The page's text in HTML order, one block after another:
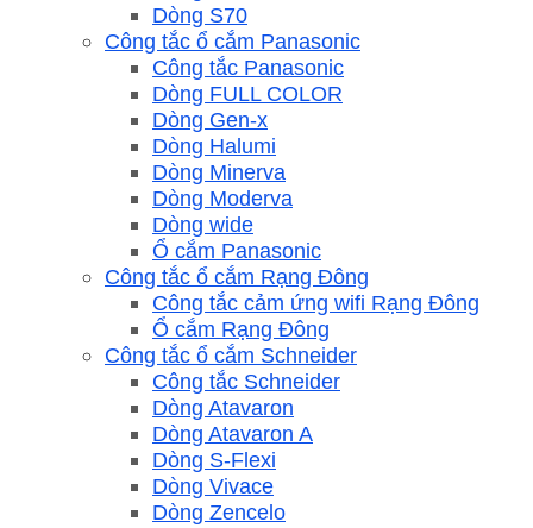
Dòng S70
Công tắc ổ cắm Panasonic
Công tắc Panasonic
Dòng FULL COLOR
Dòng Gen-x
Dòng Halumi
Dòng Minerva
Dòng Moderva
Dòng wide
Ổ cắm Panasonic
Công tắc ổ cắm Rạng Đông
Công tắc cảm ứng wifi Rạng Đông
Ổ cắm Rạng Đông
Công tắc ổ cắm Schneider
Công tắc Schneider
Dòng Atavaron
Dòng Atavaron A
Dòng S-Flexi
Dòng Vivace
Dòng Zencelo